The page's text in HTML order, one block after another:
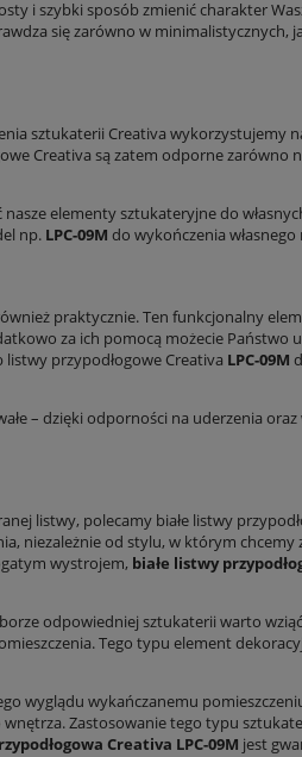
Coverlam Brunno Pulido 120×260 cm
Book B – efekt bookmatch
599,00 zł
i szybki sposób zmienić charakter
się zarówno w minimalistycznych,
sztukaterii Creativa wykorzystujemy
Creativa są zatem odporne zarówno
elementy sztukateryjne do
np. LPC-09M do wykończenia własnego
praktycznie. Ten funkcjonalny
za ich pomocą możecie Państwo
przypodłogowe Creativa LPC-09M
– dzięki odporności na uderzenia
listwy, polecamy białe listwy
niezależnie od stylu, w którym chcemy
wystrojem, białe listwy
odpowiedniej sztukaterii warto
Tego typu element
wyglądu wykańczanemu
Zastosowanie tego typu
Creativa LPC-09M jest